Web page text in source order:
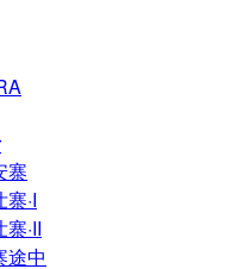
寨
·I
·II
途中